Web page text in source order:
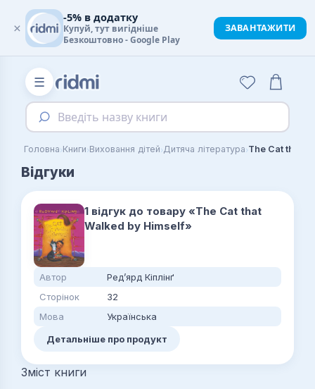
☰
Введіть назву книги
Головна›Книги›Виховання дітей›Дитяча література›The Cat that
Відгуки
1 відгук до товару «The Cat that
Walked by Himself»
Автор
Ред’ярд Кіплінґ
Сторінок
32
Мова
Українська
Детальніше про продукт
Зміст книги
×
-5% в додатку
Купуй, тут вигідніше
Безкоштовно - Google Play
ЗАВАНТАЖИТИ